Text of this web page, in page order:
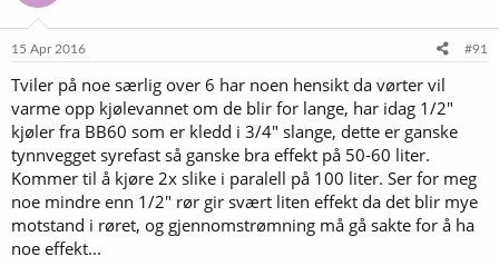
15 Apr 2016 #91
Tviler på noe særlig over 6 har noen hensikt da vørter vil
varme opp kjølevannet om de blir for lange, har idag 1/2"
kjøler fra BB60 som er kledd i 3/4" slange, dette er ganske
tynnvegget syrefast så ganske bra effekt på 50-60 liter.
Kommer til å kjøre 2x slike i paralell på 100 liter. Ser for meg
noe mindre enn 1/2" rør gir svært liten effekt da det blir mye
motstand i røret, og gjennomstrømning må gå sakte for å ha
noe effekt...